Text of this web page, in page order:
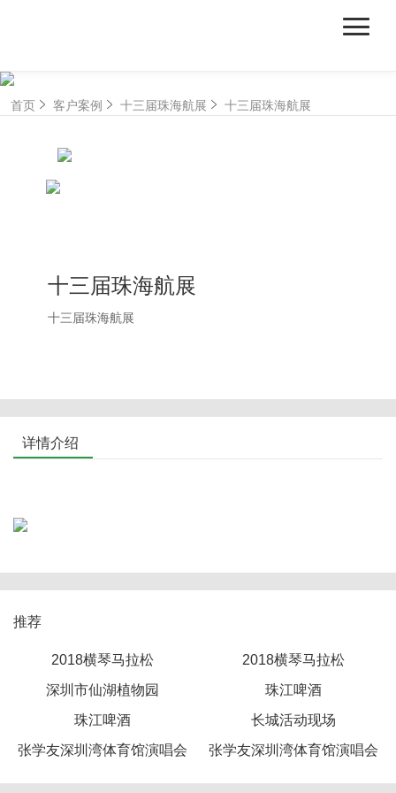
首页 客户案例 十三届珠海航展 十三届珠海航展
十三届珠海航展
十三届珠海航展
推荐
2018横琴马拉松
2018横琴马拉松
深圳市仙湖植物园
珠江啤酒
珠江啤酒
长城活动现场
张学友深圳湾体育馆演唱会
现场
张学友深圳湾体育馆演唱会
现场
详情介绍